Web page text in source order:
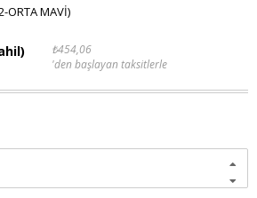
ORTA MAVİ)
₺454,06
'den başlayan taksitlerle